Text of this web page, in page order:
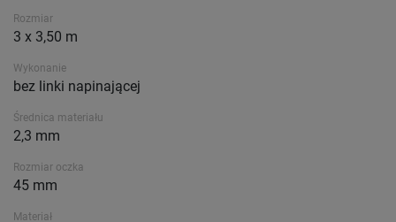
Rozmiar
3 x 3,50 m
Wykonanie
bez linki napinającej
Średnica materiału
2,3 mm
Rozmiar oczka
45 mm
Materiał